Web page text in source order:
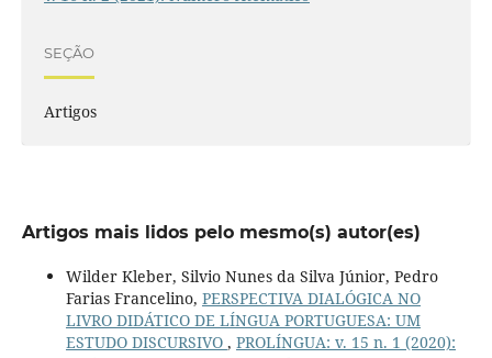
SEÇÃO
Artigos
Artigos mais lidos pelo mesmo(s) autor(es)
Wilder Kleber, Silvio Nunes da Silva Júnior, Pedro
Farias Francelino, PERSPECTIVA DIALÓGICA NO
LIVRO DIDÁTICO DE LÍNGUA PORTUGUESA: UM
ESTUDO DISCURSIVO , PROLÍNGUA: v. 15 n. 1 (2020):